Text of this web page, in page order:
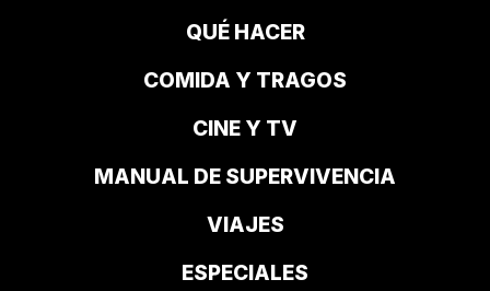
QUÉ HACER
COMIDA Y TRAGOS
CINE Y TV
MANUAL DE SUPERVIVENCIA
VIAJES
ESPECIALES